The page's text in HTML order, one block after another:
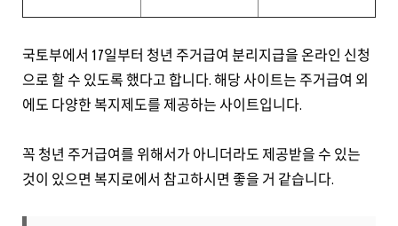
국토부에서 17일부터 청년 주거급여 분리지급을 온라인 신청
으로 할 수 있도록 했다고 합니다. 해당 사이트는 주거급여 외
에도 다양한 복지제도를 제공하는 사이트입니다.
꼭 청년 주거급여를 위해서가 아니더라도 제공받을 수 있는
것이 있으면 복지로에서 참고하시면 좋을 거 같습니다.